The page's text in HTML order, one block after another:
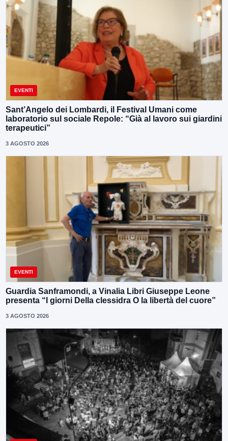
EVENTI
Sant’Angelo dei Lombardi, il Festival Umani come
laboratorio sul sociale Repole: “Già al lavoro sui giardini
terapeutici”
3 AGOSTO 2026
EVENTI
Guardia Sanframondi, a Vinalia Libri Giuseppe Leone
presenta “I giorni Della clessidra O la libertà del cuore”
3 AGOSTO 2026